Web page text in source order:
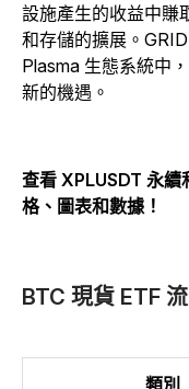
設施產生的收益中賺
和存儲的擴展。
Plasma 生態系統中
新的機遇。
查看 XPLUSDT 永
格、圖表和數據！
BTC 現貨 ETF